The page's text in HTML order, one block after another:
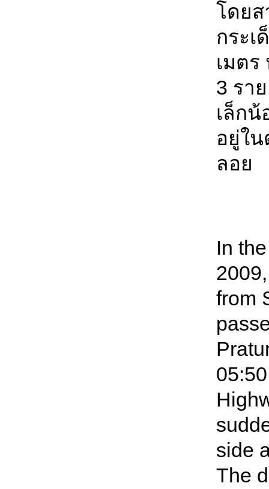
โดยส
กระ
เมตร
3 รา
เล็กน้
อยู่ใ
ลอย
In
from
side
The